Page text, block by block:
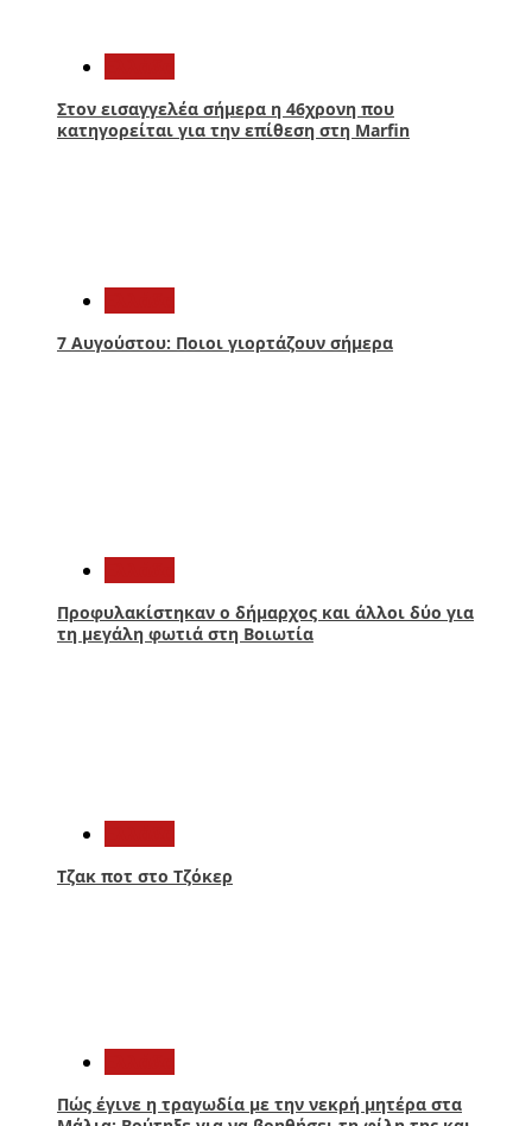
Στον εισαγγελέα σήμερα η 46χρονη που
κατηγορείται για την επίθεση στη Marfin
7 Αυγούστου: Ποιοι γιορτάζουν σήμερα
Προφυλακίστηκαν ο δήμαρχος και άλλοι δύο για
τη μεγάλη φωτιά στη Βοιωτία
Τζακ ποτ στο Τζόκερ
Πώς έγινε η τραγωδία με την νεκρή μητέρα στα